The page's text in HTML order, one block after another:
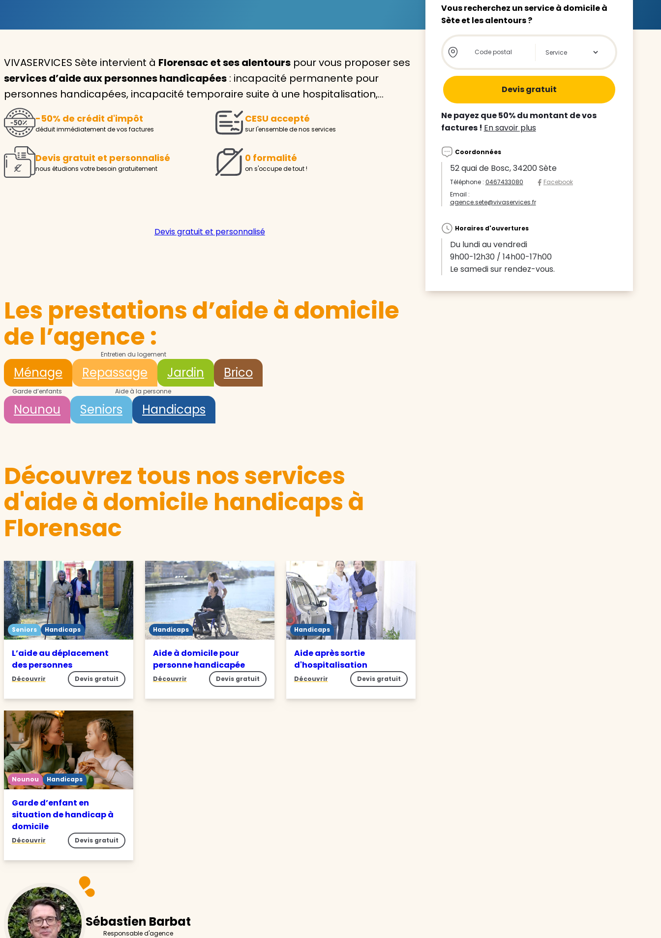
Aide à la personne
Seniors
Handicaps
Voir tous les services
Avec VIVASERVICES, trouvez le
service à domicile qui vous
Pour l’entretien de votre logement, la garde de votre enfant
ou l’accompagnement d’un parent, nos intervenants à
Demander un devis gratuit
Trouver mon agence
VIVASERVICES Sète intervient à Florensac et ses alentours pour vous proposer ses
services d’aide aux personnes handicapées : incapacité permanente pour
personnes handicapées, incapacité temporaire suite à une hospitalisation,…
-50% de crédit d'impôt
déduit immédiatement de vos factures
CESU accepté
sur l'ensemble de nos services
Devis gratuit et personnalisé
nous étudions votre besoin gratuitement
0 formalité
on s'occupe de tout !
Devis gratuit et personnalisé
Les prestations d’aide à domicile
de l’agence :
Entretien du logement
Ménage Repassage Jardin Brico
Garde d’enfants
Nounou
Aide à la personne
Seniors Handicaps
Découvrez tous nos services
d'aide à domicile handicaps à
Florensac
Seniors Handicaps
L’aide au déplacement
des personnes
Découvrir Devis gratuit
Handicaps
Aide à domicile pour
personne handicapée
Découvrir Devis gratuit
Handicaps
Aide après sortie
d'hospitalisation
Découvrir Devis gratuit
Nounou Handicaps
Garde d’enfant en
situation de handicap à
domicile
Découvrir Devis gratuit
Sébastien Barbat
Responsable d'agence
Vous recherchez un service à domicile à
Sète et les alentours ?
Store locator global - Autocompletion
Rechercher
Ne payez que 50% du montant de vos
factures ! En savoir plus
Coordonnées
52 quai de Bosc, 34200 Sète
Téléphone : 0467433080
Facebook
Email :
agence.sete@vivaservices.fr
Horaires d'ouvertures
Du lundi au vendredi
9h00-12h30 / 14h00-17h00
Le samedi sur rendez-vous.